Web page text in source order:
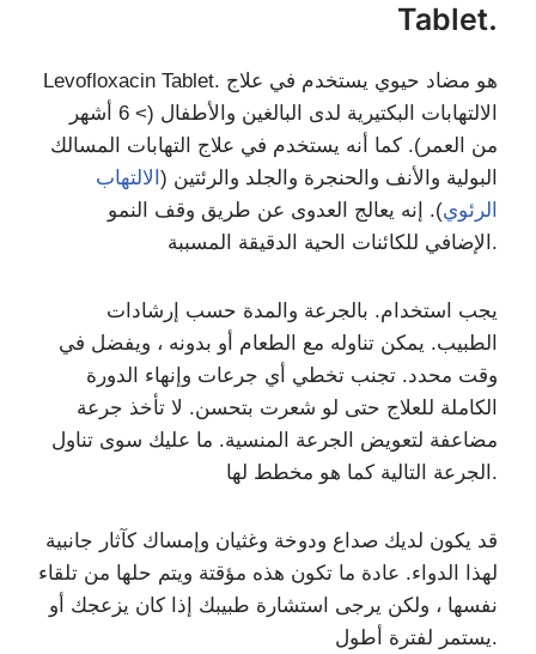
Tablet.
Levofloxacin Tablet. هو مضاد حيوي يستخدم في علاج
الالتهابات البكتيرية لدى البالغين والأطفال (> 6 أشهر
من العمر). كما أنه يستخدم في علاج التهابات المسالك
البولية والأنف والحنجرة والجلد والرئتين ( الالتهاب
الرئوي). إنه يعالج العدوى عن طريق وقف النمو
الإضافي للكائنات الحية الدقيقة المسببة.
يجب استخدام. بالجرعة والمدة حسب إرشادات
الطبيب. يمكن تناوله مع الطعام أو بدونه ، ويفضل في
وقت محدد. تجنب تخطي أي جرعات وإنهاء الدورة
الكاملة للعلاج حتى لو شعرت بتحسن. لا تأخذ جرعة
مضاعفة لتعويض الجرعة المنسية. ما عليك سوى تناول
الجرعة التالية كما هو مخطط لها.
قد يكون لديك صداع ودوخة وغثيان وإمساك كآثار جانبية
لهذا الدواء. عادة ما تكون هذه مؤقتة ويتم حلها من تلقاء
نفسها ، ولكن يرجى استشارة طبيبك إذا كان يزعجك أو
يستمر لفترة أطول.